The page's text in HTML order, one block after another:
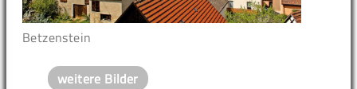
Betzenstein
weitere Bilder